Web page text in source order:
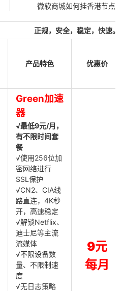
微软商城如何挂香港节点
正规，安全，稳定，快速。
产品特色 优惠价
Green加速
器
√最低9元/月，
有不限时间套
餐
√使用256位加
密网络进行
SSL保护
√CN2、CIA线
路直连，4K秒
开，高速稳定
√解锁Netflix、
迪士尼等主流
流媒体
√不限设备数
量、不限制速
度
√无日志策略
9元
每月